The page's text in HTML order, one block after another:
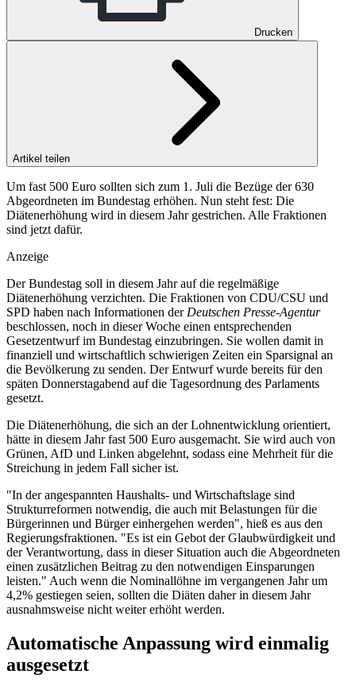
Drucken
Artikel teilen
Um fast 500 Euro sollten sich zum 1. Juli die Bezüge der 630
Abgeordneten im Bundestag erhöhen. Nun steht fest: Die
Diätenerhöhung wird in diesem Jahr gestrichen. Alle Fraktionen
sind jetzt dafür.
Anzeige
Der Bundestag soll in diesem Jahr auf die regelmäßige
Diätenerhöhung verzichten. Die Fraktionen von CDU/CSU und
SPD haben nach Informationen der Deutschen Presse-Agentur
beschlossen, noch in dieser Woche einen entsprechenden
Gesetzentwurf im Bundestag einzubringen. Sie wollen damit in
finanziell und wirtschaftlich schwierigen Zeiten ein Sparsignal an
die Bevölkerung zu senden. Der Entwurf wurde bereits für den
späten Donnerstagabend auf die Tagesordnung des Parlaments
gesetzt.
Die Diätenerhöhung, die sich an der Lohnentwicklung orientiert,
hätte in diesem Jahr fast 500 Euro ausgemacht. Sie wird auch von
Grünen, AfD und Linken abgelehnt, sodass eine Mehrheit für die
Streichung in jedem Fall sicher ist.
"In der angespannten Haushalts- und Wirtschaftslage sind
Strukturreformen notwendig, die auch mit Belastungen für die
Bürgerinnen und Bürger einhergehen werden", hieß es aus den
Regierungsfraktionen. "Es ist ein Gebot der Glaubwürdigkeit und
der Verantwortung, dass in dieser Situation auch die Abgeordneten
einen zusätzlichen Beitrag zu den notwendigen Einsparungen
leisten." Auch wenn die Nominallöhne im vergangenen Jahr um
4,2% gestiegen seien, sollten die Diäten daher in diesem Jahr
ausnahmsweise nicht weiter erhöht werden.
Automatische Anpassung wird einmalig
ausgesetzt